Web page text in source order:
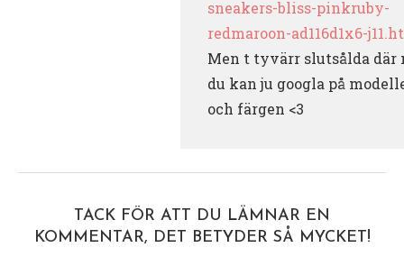
sneakers-bliss-pinkruby-
redmaroon-ad116d1x6-
Men t tyvärr slutsålda där
du kan ju googla på
och färgen <3
TACK FÖR ATT DU LÄMNAR EN
KOMMENTAR, DET BETYDER SÅ MYCKET!